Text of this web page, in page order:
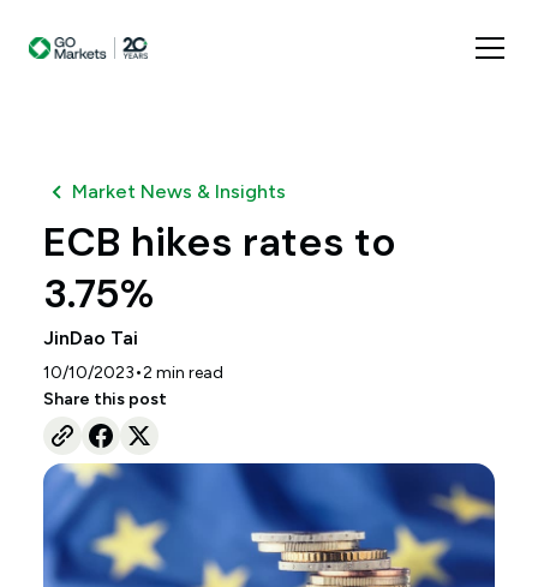
Market News & Insights
ECB hikes rates to
3.75%
JinDao Tai
10/10/2023•2 min read
Share this post